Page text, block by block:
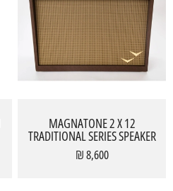
MAGNATONE 2 X 12
TRADITIONAL SERIES SPEAKER
CABINET
8,600 ₪